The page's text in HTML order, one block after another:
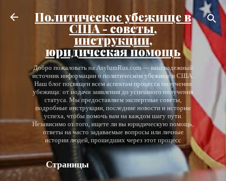
К основному контенту
Политическое убежище в
США - советы,
инструкции,
юридическая помощь
Добро пожаловать на AsylumRus.com — ваш надежный
источник информации о политическом убежище в США.
Наш блог посвящен всем аспектам процесса получения
убежища: от подачи заявления до успешного получения
статуса. Мы предоставляем экспертные советы,
подробные инструкции, последние новости и истории
успеха, чтобы помочь вам на каждом шагу пути.
Независимо от того, ищете ли вы юридическую помощь,
ответы на часто задаваемые вопросы или личные
истории людей, прошедших через этот процесс
Страницы